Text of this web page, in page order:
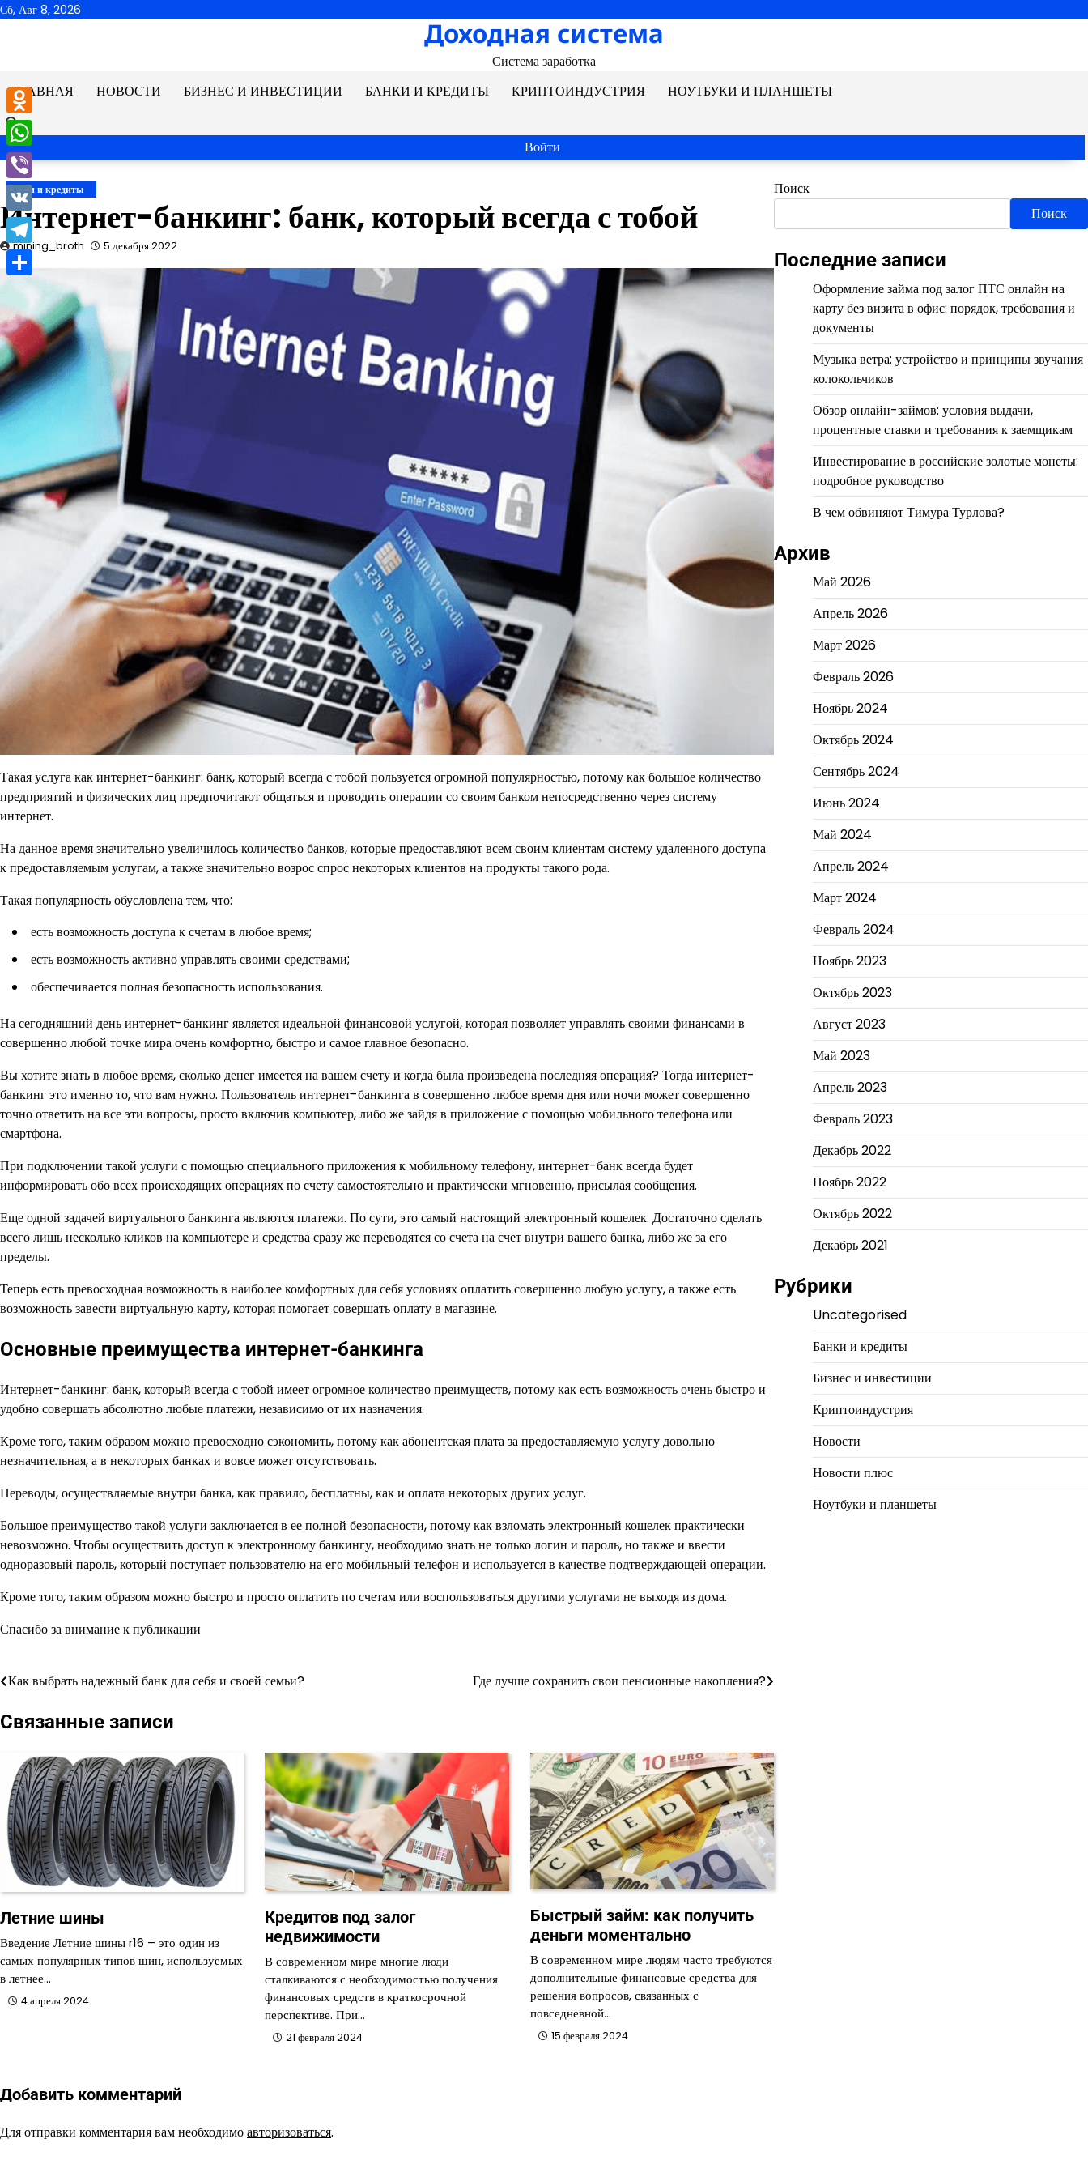
Перейти
Сб, Авг 8, 2026
Доходная система
Система заработка
ГЛАВНАЯ
НОВОСТИ БИЗНЕС И ИНВЕСТИЦИИ БАНКИ И КРЕДИТЫ КРИПТОИНДУСТРИЯ НОУТБУКИ И ПЛАНШЕТЫ
Войти
Банки и кредиты
Интернет-банкинг: банк, который всегда с тобой
mining_broth 5 декабря 2022
Такая услуга как интернет-банкинг: банк, который всегда с тобой пользуется огромной популярностью, потому как большое количество
предприятий и физических лиц предпочитают общаться и проводить операции со своим банком непосредственно через систему
интернет.
На данное время значительно увеличилось количество банков, которые предоставляют всем своим клиентам систему удаленного доступа
к предоставляемым услугам, а также значительно возрос спрос некоторых клиентов на продукты такого рода.
Такая популярность обусловлена тем, что:
есть возможность доступа к счетам в любое время;
есть возможность активно управлять своими средствами;
обеспечивается полная безопасность использования.
На сегодняшний день интернет-банкинг является идеальной финансовой услугой, которая позволяет управлять своими финансами в
совершенно любой точке мира очень комфортно, быстро и самое главное безопасно.
Вы хотите знать в любое время, сколько денег имеется на вашем счету и когда была произведена последняя операция? Тогда интернет-
банкинг это именно то, что вам нужно. Пользователь интернет-банкинга в совершенно любое время дня или ночи может совершенно
точно ответить на все эти вопросы, просто включив компьютер, либо же зайдя в приложение с помощью мобильного телефона или
смартфона.
При подключении такой услуги с помощью специального приложения к мобильному телефону, интернет-банк всегда будет
информировать обо всех происходящих операциях по счету самостоятельно и практически мгновенно, присылая сообщения.
Еще одной задачей виртуального банкинга являются платежи. По сути, это самый настоящий электронный кошелек. Достаточно сделать
всего лишь несколько кликов на компьютере и средства сразу же переводятся со счета на счет внутри вашего банка, либо же за его
пределы.
Теперь есть превосходная возможность в наиболее комфортных для себя условиях оплатить совершенно любую услугу, а также есть
возможность завести виртуальную карту, которая помогает совершать оплату в магазине.
Основные преимущества интернет-банкинга
Интернет-банкинг: банк, который всегда с тобой имеет огромное количество преимуществ, потому как есть возможность очень быстро и
удобно совершать абсолютно любые платежи, независимо от их назначения.
Кроме того, таким образом можно превосходно сэкономить, потому как абонентская плата за предоставляемую услугу довольно
незначительная, а в некоторых банках и вовсе может отсутствовать.
Переводы, осуществляемые внутри банка, как правило, бесплатны, как и оплата некоторых других услуг.
Большое преимущество такой услуги заключается в ее полной безопасности, потому как взломать электронный кошелек практически
невозможно. Чтобы осуществить доступ к электронному банкингу, необходимо знать не только логин и пароль, но также и ввести
одноразовый пароль, который поступает пользователю на его мобильный телефон и используется в качестве подтверждающей операции.
Кроме того, таким образом можно быстро и просто оплатить по счетам или воспользоваться другими услугами не выходя из дома.
Спасибо за внимание к публикации
Навигация
по
Как выбрать надежный банк для себя и своей семьи? Где лучше сохранить свои пенсионные накопления?
Связанные записи
Летние шины
Введение Летние шины r16 – это один из
самых популярных типов шин, используемых
в летнее…
4 апреля 2024
Кредитов под залог
недвижимости
В современном мире многие люди
сталкиваются с необходимостью получения
финансовых средств в краткосрочной
перспективе. При…
21 февраля 2024
Быстрый займ: как получить
деньги моментально
В современном мире людям часто требуются
дополнительные финансовые средства для
решения вопросов, связанных с
повседневной…
15 февраля 2024
Добавить комментарий
Для отправки комментария вам необходимоавторизоваться.
Поиск
Поиск
Последние записи
Оформление займа под залог ПТС онлайн на
карту без визита в офис: порядок, требования и
документы
Музыка ветра: устройство и принципы звучания
колокольчиков
Обзор онлайн-займов: условия выдачи,
процентные ставки и требования к заемщикам
Инвестирование в российские золотые монеты:
подробное руководство
В чем обвиняют Тимура Турлова?
Архив
Май 2026
Апрель 2026
Март 2026
Февраль 2026
Ноябрь 2024
Октябрь 2024
Сентябрь 2024
Июнь 2024
Май 2024
Апрель 2024
Март 2024
Февраль 2024
Ноябрь 2023
Октябрь 2023
Август 2023
Май 2023
Апрель 2023
Февраль 2023
Декабрь 2022
Ноябрь 2022
Октябрь 2022
Декабрь 2021
Рубрики
Uncategorised
Банки и кредиты
Бизнес и инвестиции
Криптоиндустрия
Новости
Новости плюс
Ноутбуки и планшеты
Odnoklassniki
WhatsApp
Viber
VK
Telegram
Отправить